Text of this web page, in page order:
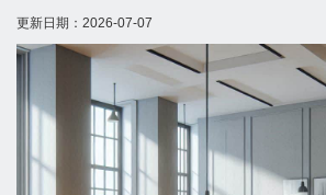
更新日期： 2026-07-07